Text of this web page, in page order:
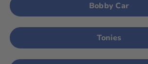
Bobby Car
Tonies